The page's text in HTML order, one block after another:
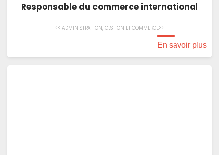
Responsable du commerce international
<< ADMINISTRATION, GESTION ET COMMERCE>>
En savoir plus